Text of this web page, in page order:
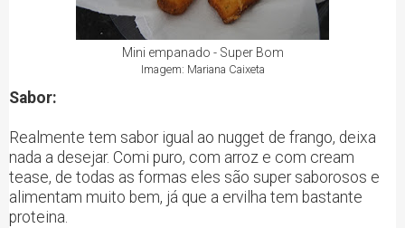
Mini empanado - Super Bom
Imagem: Mariana Caixeta
Sabor:
Realmente tem sabor igual ao nugget de frango, deixa
nada a desejar. Comi puro, com arroz e com cream
tease, de todas as formas eles são super saborosos e
alimentam muito bem, já que a ervilha tem bastante
proteina.